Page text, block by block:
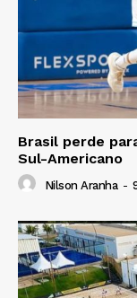
Brasil perde
Sul-Americano
Nilson Aranha -